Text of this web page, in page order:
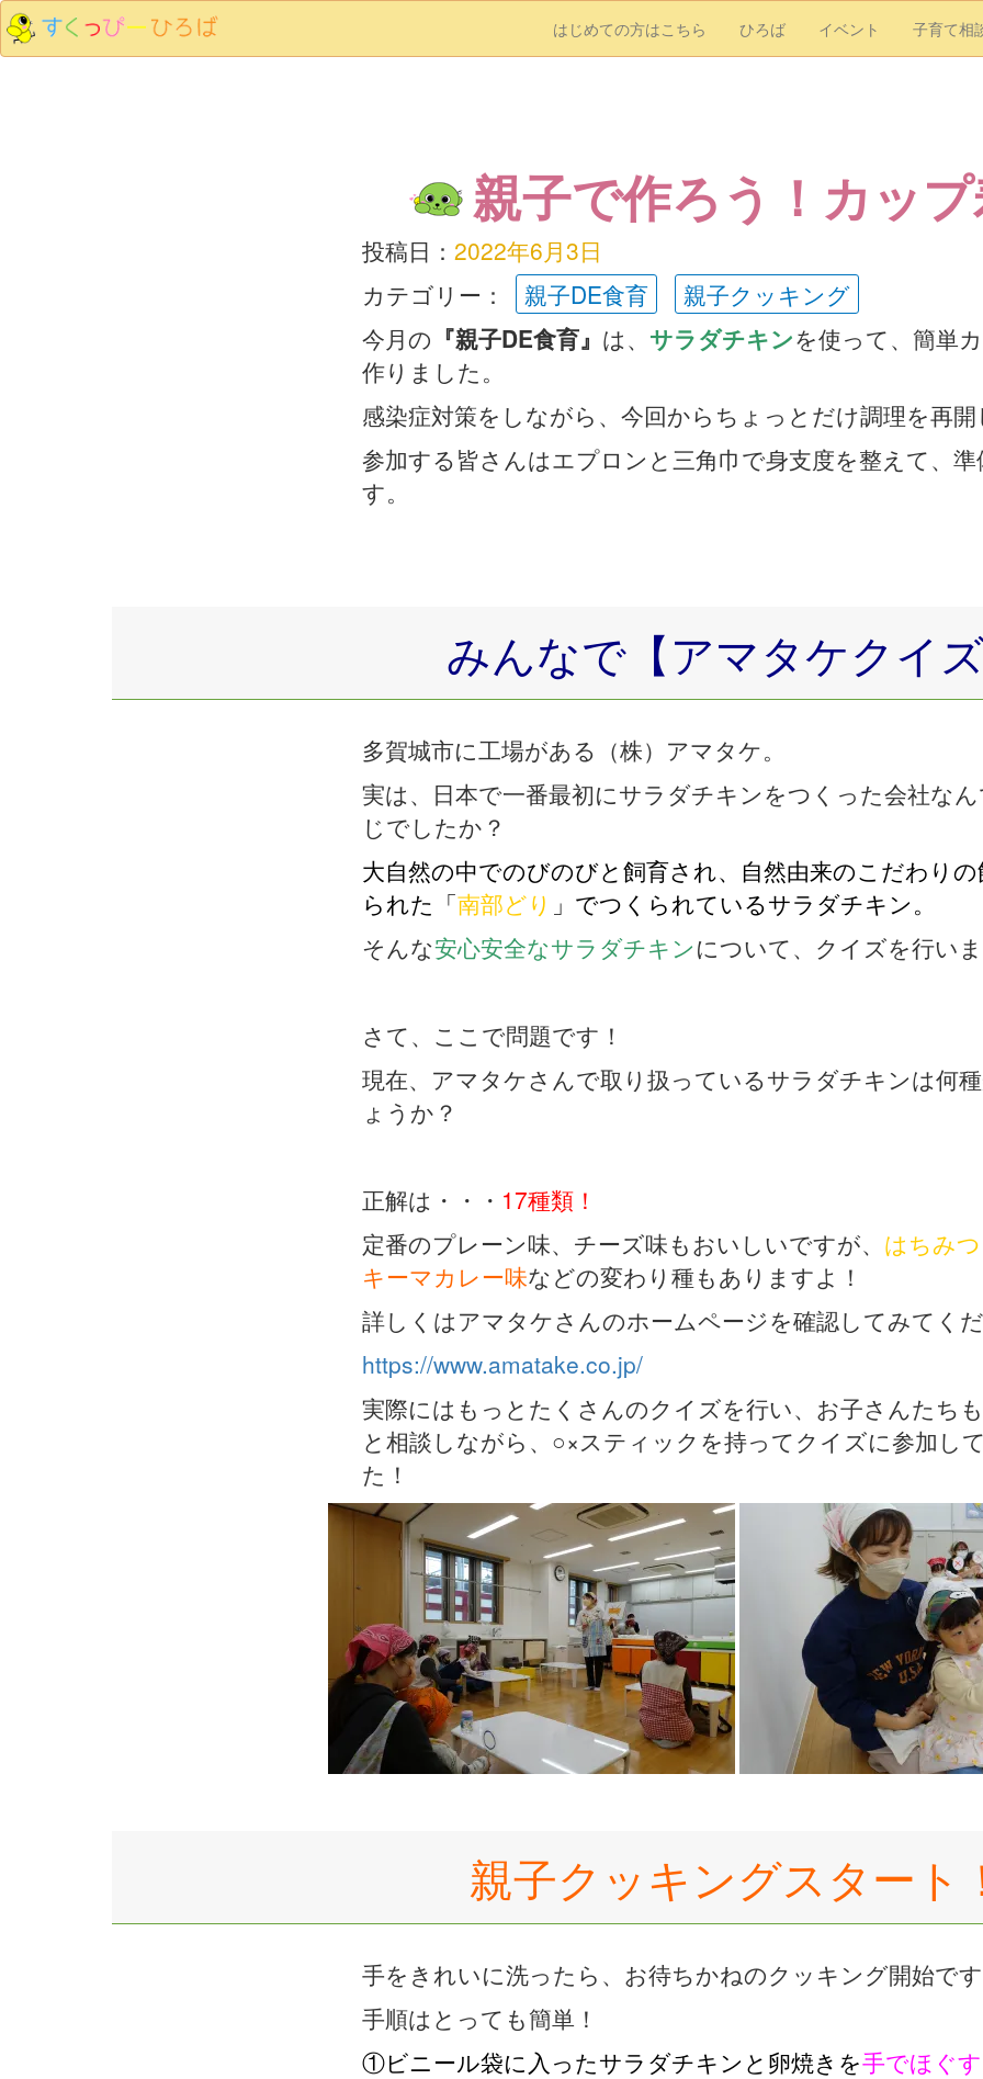
はじめての方はこちら ひろば イベント 子育て相
親子で作ろう！カッ
投稿日： 2022年6月3日
カテゴリー：
親子DE食育
親子クッキング
今月の 『親子DE食育』 は、 サラダチキンを使って、簡単
作りました。
感染症対策をしながら、今回からちょっとだけ調理を再
参加する皆さんはエプロンと三角巾で身支度を整えて、
す。
みんなで【アマタケクイ
多賀城市に工場がある（株）アマタケ。
実は、日本で一番最初にサラダチキンをつくった会社な
じでしたか？
大自然の中でのびのびと飼育され、自然由来のこだわり
られた「南部どり 」でつくられているサラダチキン。
そんな安心安全なサラダチキンについて、クイズを行い
さて、ここで問題です！
現在、アマタケさんで取り扱っているサラダチキンは何
ょうか？
正解は・・・ 17種類！
定番のプレーン味、チーズ味もおいしいですが、 はちみ
キーマカレー味などの変わり種もありますよ！
詳しくはアマタケさんのホームページを確認してみてく
https://www.amatake.co.jp/
実際にはもっとたくさんのクイズを行い、お子さんたち
と相談しながら、○×スティックを持ってクイズに参加し
た！
親子クッキングスタート
手をきれいに洗ったら、お待ちかねのクッキング開始で
手順はとっても簡単！
①ビニール袋に入ったサラダチキンと卵焼きを手でほぐす